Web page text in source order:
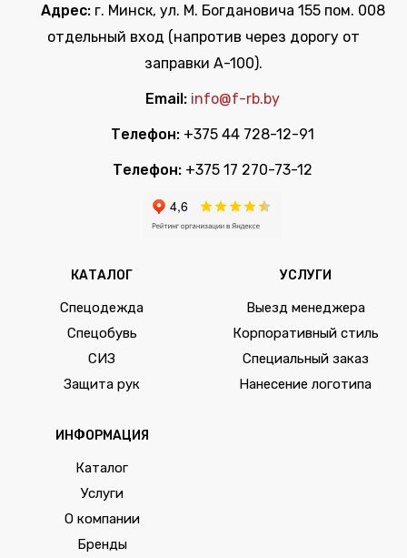
Адрес:г. Минск, ул. М. Богдановича 155 пом. 008
отдельный вход (напротив через дорогу от
заправки А-100).
Email: info@f-rb.by
Телефон: +375 44 728-12-91
Телефон: +375 17 270-73-12
КАТАЛОГ
Спецодежда
Спецобувь
СИЗ
Защита рук
УСЛУГИ
Выезд менеджера
Корпоративный стиль
Специальный заказ
Нанесение логотипа
ИНФОРМАЦИЯ
Каталог
Услуги
О компании
Бренды